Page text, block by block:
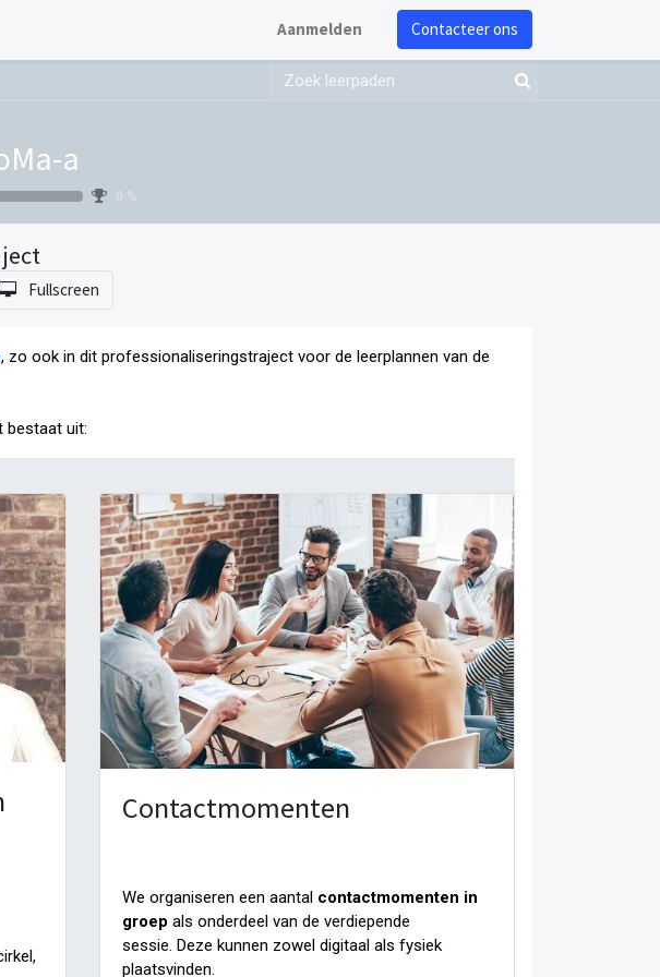
Aanmelden Contacteer ons
a
0 %
Fullscreen
, zo ook in dit professionaliseringstraject voor de leerplannen van de
bestaat uit:
Contactmomenten
We organiseren een aantal contactmomenten in
groep als onderdeel van de verdiepende
sessie. Deze kunnen zowel digitaal als fysiek
plaatsvinden.